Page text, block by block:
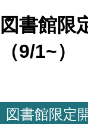
図書館限
（9/1~）
図書館限定